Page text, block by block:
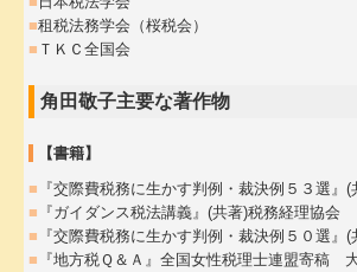
■租税法務学会（桜税会）
■ ＴＫＣ全国会
角田敬子主要な著作物
【書籍】
■ 『交際費税務に生かす判例・裁決例５３選』
■ 『ガイダンス税法講義』(共著)税務経理協会
■ 『交際費税務に生かす判例・裁決例５０選』
■ 『地方税Ｑ＆Ａ』全国女性税理士連盟寄稿